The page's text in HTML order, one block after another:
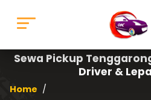
Sewa Pickup
Driver &
Home /